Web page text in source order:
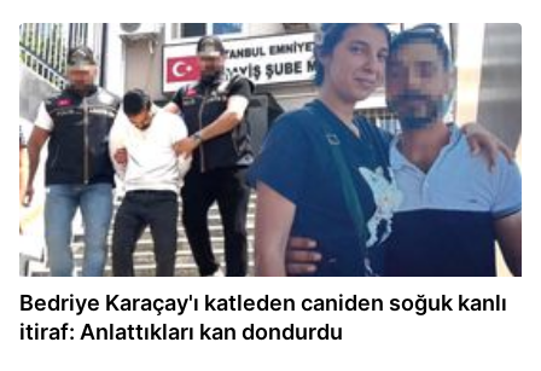
11:27
Bedriye Karaçay'ı katleden caniden soğuk kanlı
itiraf: Anlattıkları kan dondurdu